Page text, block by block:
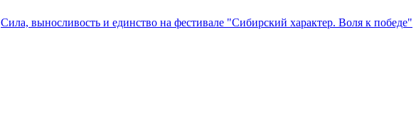
Сила, выносливость и единство на фестивале "Сибирский характер. Воля к победе"